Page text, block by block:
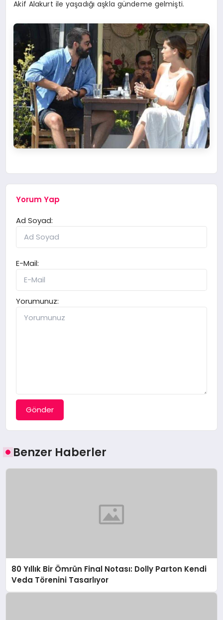
Akif Alakurt ile yaşadığı aşkla gündeme gelmişti.
Yorum Yap
Ad Soyad:
E-Mail:
Yorumunuz:
Gönder
Benzer Haberler
80 Yıllık Bir Ömrün Final Notası: Dolly Parton Kendi
Veda Törenini Tasarlıyor